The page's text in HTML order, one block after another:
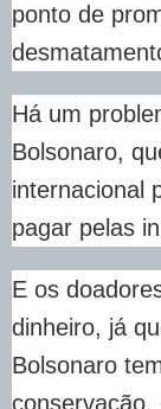
ponto de
Há um
Bolsonaro,
internacional
pagar pelas
E os
dinheiro, já
Bolsonaro
conservação,